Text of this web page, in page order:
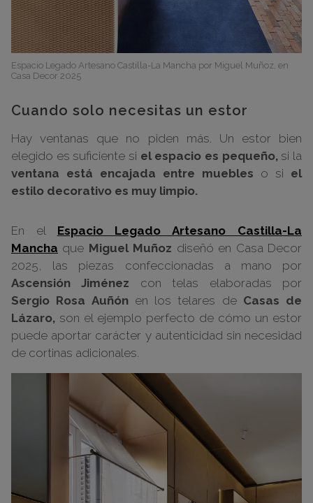
Espacio Legado Artesano Castilla-La Mancha por Miguel Muñoz, en
Casa Decor 2025
Cuando solo necesitas un estor
Hay ventanas que no piden más. Un estor bien
elegido es suficiente si el espacio es pequeño,si la
ventana está encajada entre muebles o si el
estilo decorativo es muy limpio.
En el Espacio Legado Artesano Castilla-La
Mancha que Miguel Muñoz diseñó en Casa Decor
2025, las piezas confeccionadas a mano por
Ascensión Jiménez con telas elaboradas por
Sergio Rosa Auñón en los telares de Casas de
Lázaro, son el ejemplo perfecto de cómo un estor
puede aportar carácter y autenticidad sin necesidad
de cortinas adicionales.